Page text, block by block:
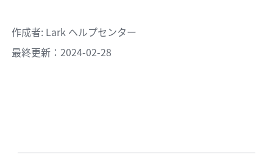
作成者: Lark ヘルプセンター
最終更新：2024-02-28